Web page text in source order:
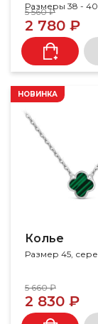
5 560 ₽
2 780 ₽
Колье
НОВИНКА
5 660 ₽
2 830 ₽